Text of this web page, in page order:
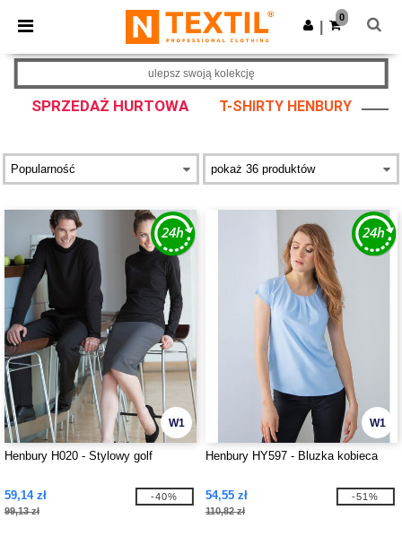
× Aplikacja Ntextil
Lepsze ceny w aplikacji!
Pobierz app
0
SPRZEDAŻ HURTOWA T-SHIRTY HENBURY
ulepsz swoją kolekcję
W1
Henbury H020 - Stylowy golf
59,14 zł
99,13 zł
-40%
W1
Henbury HY597 - Bluzka kobieca
54,55 zł
110,82 zł
-51%